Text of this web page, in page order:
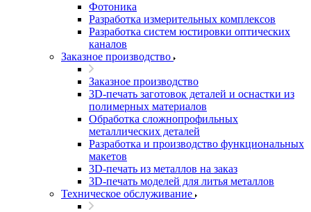
Фотоника
Разработка измерительных комплексов
Разработка систем юстировки оптических
каналов
Заказное производство
Заказное производство
3D-печать заготовок деталей и оснастки из
полимерных материалов
Обработка сложнопрофильных
металлических деталей
Разработка и производство функциональных
макетов
3D-печать из металлов на заказ
3D-печать моделей для литья металлов
Техническое обслуживание